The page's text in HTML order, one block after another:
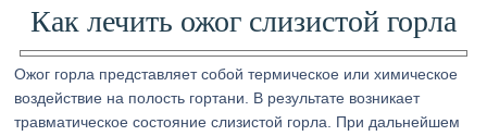
Как лечить ожог слизистой горла
Ожог горла представляет собой термическое или химическое
воздействие на полость гортани. В результате возникает
травматическое состояние слизистой горла. При дальнейшем